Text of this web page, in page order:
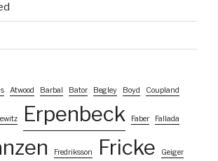
Atwood Barbal Bator Begley Boyd Coupland
Erpenbeck Faber Fallada
Fredriksson Fricke Geiger